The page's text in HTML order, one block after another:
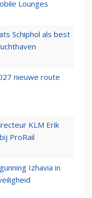
Lounges
Schiphol als best
nieuwe route
KLM Erik
ProRail
Izhavia in